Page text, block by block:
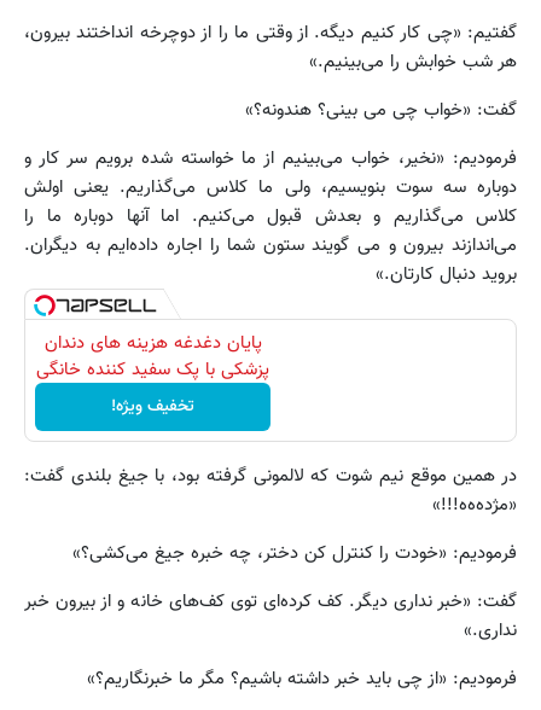
گفتیم: «چی کار کنیم دیگه. از وقتی ما را از دوچرخه انداختند بیرون،
هر شب خوابش را می‌بینیم.»
گفت: «خواب چی می بینی؟ هندونه؟»
فرمودیم: «نخیر، خواب می‌بینیم از ما خواسته شده برویم سر کار و
دوباره سه سوت بنویسیم، ولی ما کلاس می‌گذاریم. یعنی اولش
کلاس می‌گذاریم و بعدش قبول می‌کنیم. اما آنها دوباره ما را
می‌اندازند بیرون و می گویند ستون شما را اجاره داده‌ایم به دیگران.
بروید دنبال کارتان.»
پایان دغدغه هزینه های دندان
پزشکی با پک سفید کننده خانگی
تخفیف ویژه!
در همین موقع نیم شوت که لالمونی گرفته بود، با جیغ بلندی گفت:
«مژده‌ه‌ه!!!»
فرمودیم: «خودت را کنترل کن دختر، چه خبره جیغ می‌کشی؟»
گفت: «خبر نداری دیگر. کف کرده‌ای توی کف‌های خانه و از بیرون خبر
نداری.»
فرمودیم: «از چی باید خبر داشته باشیم؟ مگر ما خبرنگاریم؟»